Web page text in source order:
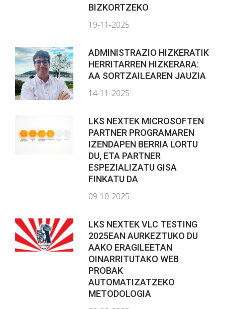
BIZKORTZEKO
19-11-2025
ADMINISTRAZIO HIZKERATIK
HERRITARREN HIZKERARA:
AA SORTZAILEAREN JAUZIA
14-11-2025
LKS NEXTEK MICROSOFTEN
PARTNER PROGRAMAREN
IZENDAPEN BERRIA LORTU
DU, ETA PARTNER
ESPEZIALIZATU GISA
FINKATU DA
09-10-2025
LKS NEXTEK VLC TESTING
2025EAN AURKEZTUKO DU
AAKO ERAGILEETAN
OINARRITUTAKO WEB
PROBAK
AUTOMATIZATZEKO
METODOLOGIA